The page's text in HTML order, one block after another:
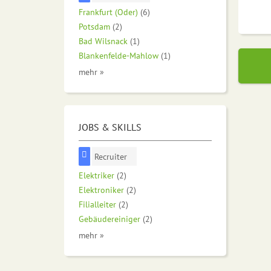
Frankfurt (Oder) (6)
Potsdam (2)
Bad Wilsnack (1)
Blankenfelde-Mahlow (1)
mehr »
JOBS & SKILLS
Recruiter
Elektriker (2)
Elektroniker (2)
Filialleiter (2)
Gebäudereiniger (2)
mehr »